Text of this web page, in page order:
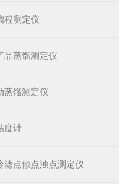
程测定仪
品蒸馏测定仪
蒸馏测定仪
度计
滤点倾点浊点测定仪